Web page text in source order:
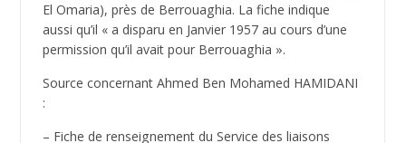
El Omaria), près de Berrouaghia. La fiche indique
aussi qu’il « a disparu en Janvier 1957 au cours d’une
permission qu’il avait pour Berrouaghia ».
Source concernant Ahmed Ben Mohamed HAMIDANI
:
– Fiche de renseignement du Service des liaisons